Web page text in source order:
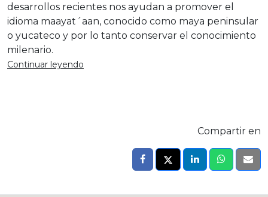
desarrollos recientes nos ayudan a promover el
idioma maayat´aan, conocido como maya peninsular
o yucateco y por lo tanto conservar el conocimiento
milenario.
Continuar leyendo
Compartir en